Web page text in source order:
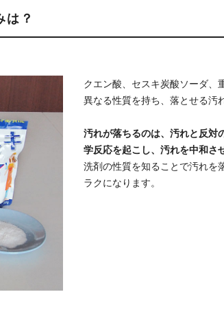
は？
クエン酸、セスキ炭酸ソーダ、
異なる性質を持ち、落とせる汚
汚れが落ちるのは、汚れと反対
学反応を起こし、汚れを中和さ
洗剤の性質を知ることで汚れを
ラクになります。